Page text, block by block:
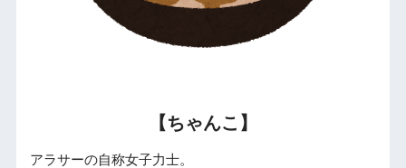
【ちゃんこ】
アラサーの自称女子力士。